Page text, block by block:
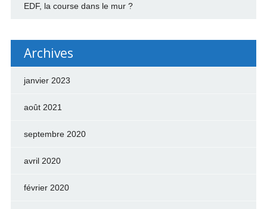
EDF, la course dans le mur ?
Archives
janvier 2023
août 2021
septembre 2020
avril 2020
février 2020